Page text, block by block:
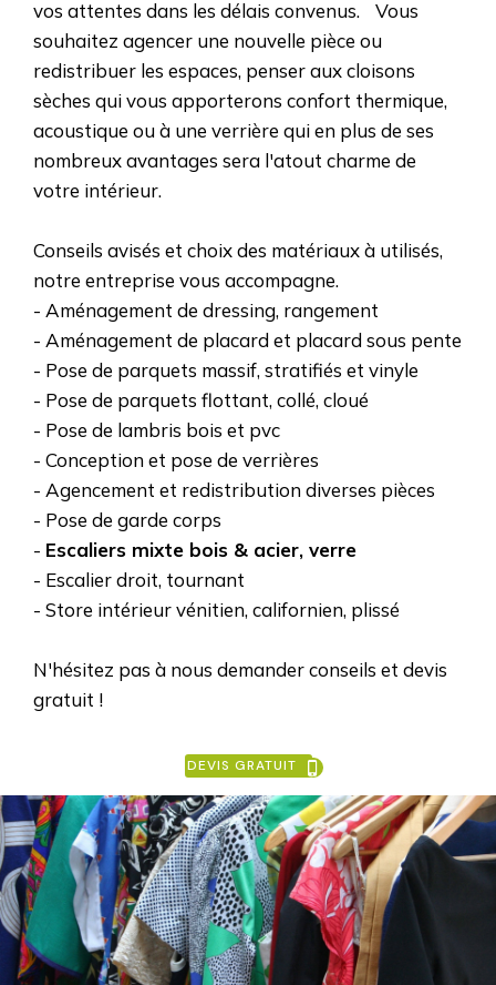
vos attentes dans les délais convenus. Vous
souhaitez agencer une nouvelle pièce ou
redistribuer les espaces, penser aux cloisons
sèches qui vous apporterons confort thermique,
acoustique ou à une verrière qui en plus de ses
nombreux avantages sera l'atout charme de
votre intérieur.
Conseils avisés et choix des matériaux à utilisés,
notre entreprise vous accompagne.
- Aménagement de dressing, rangement
- Aménagement de placard et placard sous pente
- Pose de parquets massif, stratifiés et vinyle
- Pose de parquets flottant, collé, cloué
- Pose de lambris bois et pvc
- Conception et pose de verrières
- Agencement et redistribution diverses pièces
- Pose de garde corps
- Escaliers mixte bois & acier, verre
- Escalier droit, tournant
- Store intérieur vénitien, californien, plissé
N'hésitez pas à nous demander conseils et devis
gratuit !
DEVIS GRATUIT